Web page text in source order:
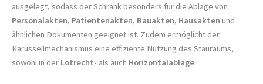
ausgelegt, sodass der Schrank besonders für die Ablage von
Personalakten, Patientenakten, Bauakten, Hausakten und
ähnlichen Dokumenten geeignet ist. Zudem ermöglicht der
Karussellmechanismus eine effiziente Nutzung des Stauraums,
sowohl in der Lotrecht- als auch Horizontalablage.